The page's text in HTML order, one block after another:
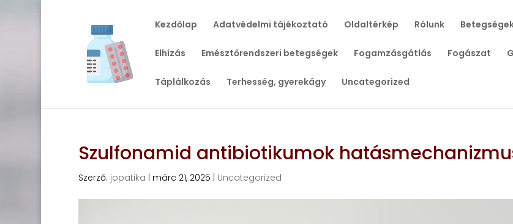
Kezdőlap Adatvédelmi tájékoztató Oldaltérkép Rólunk
Elhízás Emésztőrendszeri betegségek Fogamzásgátlás Fogászat
Táplálkozás Terhesség, gyerekágy Uncategorized
Szulfonamid antibiotikumok
Szerző: jopatika márc 21, 2025 Uncategorized